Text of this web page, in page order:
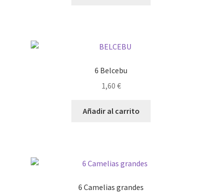
6 Belcebu
1,60 €
Añadir al carrito
6 Camelias grandes